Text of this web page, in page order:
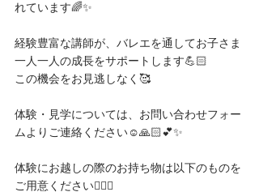
れています🌈✨
経験豊富な講師が、バレエを通してお子さま
一人一人の成長をサポートします💪🏻
この機会をお見逃しなく🥰
体験・見学については、お問い合わせフォー
ムよりご連絡ください☺️🙏🏻💕✨
体験にお越しの際のお持ち物は以下のものを
ご用意ください🙆🏻‍♀️